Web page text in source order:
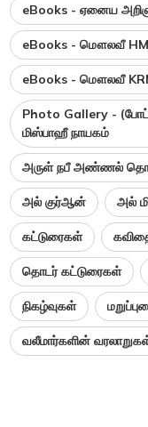
eBooks - ஏனைய
eBooks - மௌலவீ
eBooks - மௌலவீ
Photo Gallery -
மிஸ்பாஹீ நாயகம்
அருள் நபீ அண்ணல்
அல் குர்ஆன் அல்
கட்டுரைகள்
தொடர் கட்டுரைகள்
நிகழ்வுகள்
வலீமார்களின்